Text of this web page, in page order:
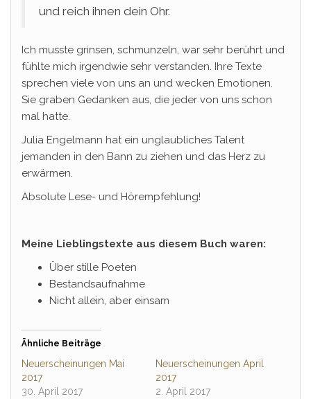
und reich ihnen dein Ohr.
Ich musste grinsen, schmunzeln, war sehr berührt und
fühlte mich irgendwie sehr verstanden. Ihre Texte
sprechen viele von uns an und wecken Emotionen.
Sie graben Gedanken aus, die jeder von uns schon
mal hatte.
Julia Engelmann hat ein unglaubliches Talent
jemanden in den Bann zu ziehen und das Herz zu
erwärmen.
Absolute Lese- und Hörempfehlung!
Meine Lieblingstexte aus diesem Buch waren:
Über stille Poeten
Bestandsaufnahme
Nicht allein, aber einsam
Ähnliche Beiträge
Neuerscheinungen Mai
2017
30. April 2017
Neuerscheinungen April
2017
2. April 2017